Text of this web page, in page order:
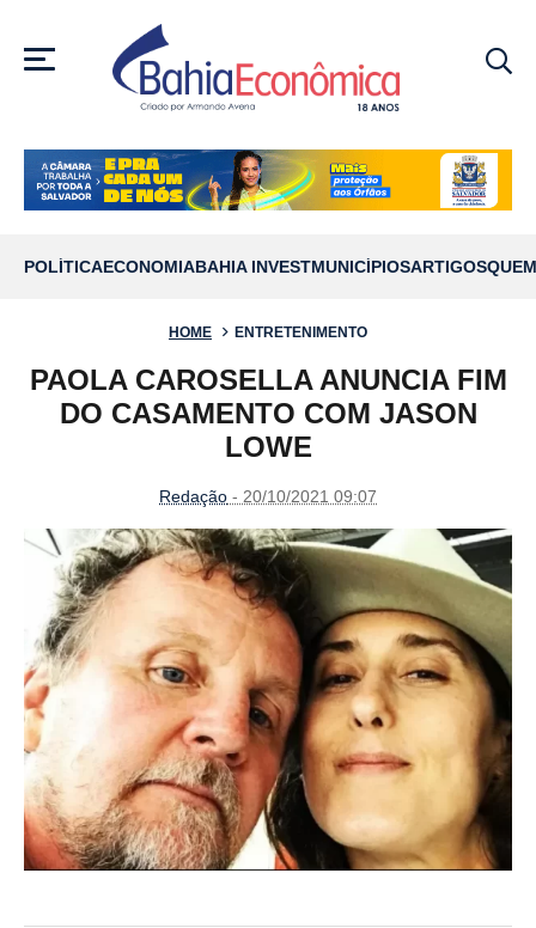
MENU
POLÍTICAECONOMIABAHIA INVESTMUNICÍPIOSARTIGOS
HOME ENTRETENIMENTO
PAOLA CAROSELLA ANUNCIA FIM
DO CASAMENTO COM JASON
LOWE
Redação - 20/10/2021 09:07